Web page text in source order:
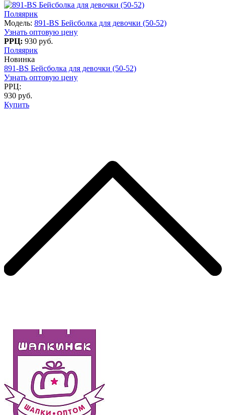
Поляярик
Модель: 891-BS Бейсболка для девочки (50-52)
Узнать оптовую цену
РРЦ: 930 руб.
Поляярик
Новинка
891-BS Бейсболка для девочки (50-52)
Узнать оптовую цену
РРЦ:
930 руб.
Купить